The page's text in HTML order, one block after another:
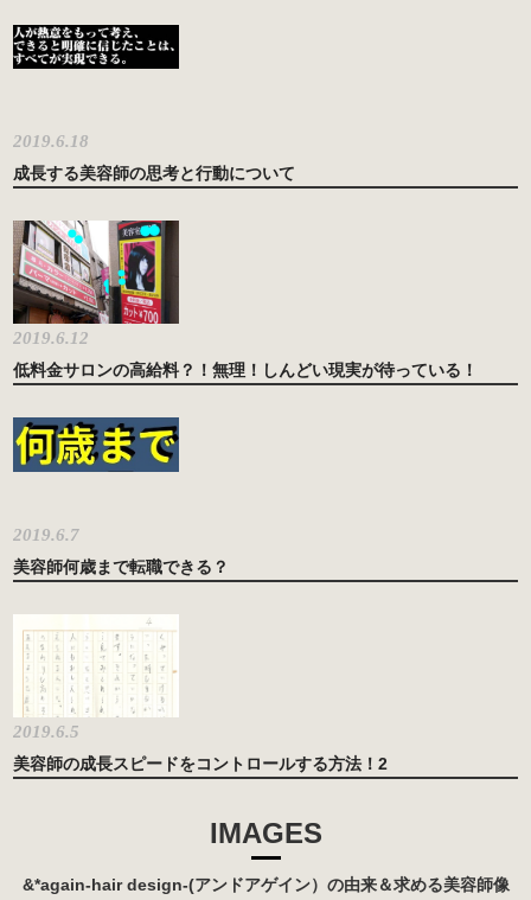
2019.6.18
成長する美容師の思考と行動について
2019.6.12
低料金サロンの高給料？！無理！しんどい現実が待っている！
2019.6.7
美容師何歳まで転職できる？
2019.6.5
美容師の成長スピードをコントロールする方法！2
IMAGES
&*again-hair design-(アンドアゲイン）の由来＆求める美容師像